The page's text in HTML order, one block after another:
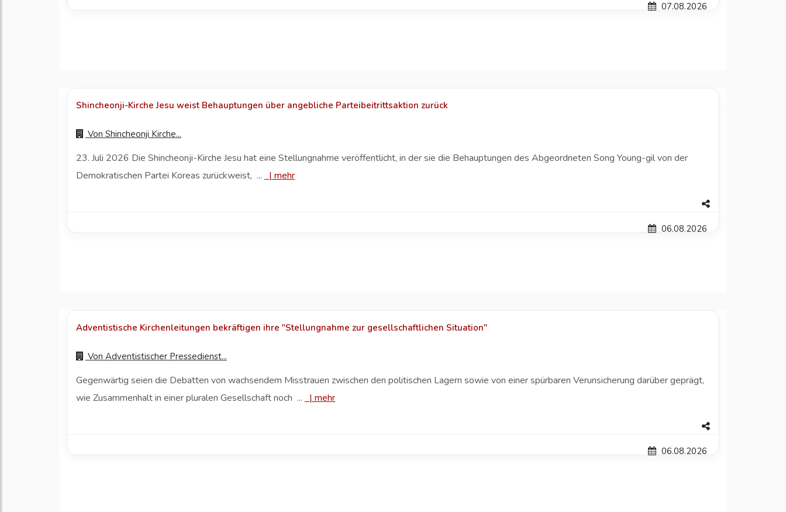
07.08.2026
Shincheonji-Kirche Jesu weist Behauptungen über angebliche Parteibeitrittsaktion zurück
Von Shincheonji Kirche...
23. Juli 2026 Die Shincheonji-Kirche Jesu hat eine Stellungnahme veröffentlicht, in der sie die Behauptungen des Abgeordneten Song Young-gil von der
Demokratischen Partei Koreas zurückweist, ... |mehr
06.08.2026
Adventistische Kirchenleitungen bekräftigen ihre "Stellungnahme zur gesellschaftlichen Situation"
Von Adventistischer Pressedienst...
Gegenwärtig seien die Debatten von wachsendem Misstrauen zwischen den politischen Lagern sowie von einer spürbaren Verunsicherung darüber geprägt,
wie Zusammenhalt in einer pluralen Gesellschaft noch ... |mehr
06.08.2026